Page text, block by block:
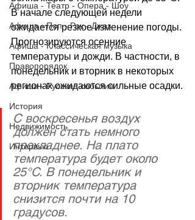
Афиша - Театр - Опера - Шоу
Афиша - Поп - Рок - Джаз
Афиша - Классическая музыка
Правопорядок
Афиша - Русские события
История
Недвижимость
Интервью
В начале следующей недели
ожидается резкое изменение погоды.
Прогнозируются осенние
температуры и дожди. В частности, в
понедельник и вторник в некоторых
регионах ожидаются сильные осадки.
С воскресенья воздух
должен стать немного
прохладнее. На плато
температура будет около
25°C. В понедельник и
вторник температура
снизится почти на 10
градусов.